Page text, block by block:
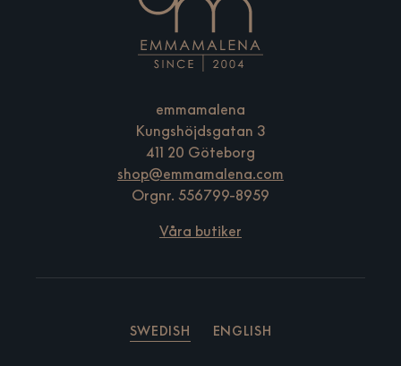
emmamalena
Kungshöjdsgatan 3
411 20 Göteborg
shop@emmamalena.com
Orgnr. 556799-8959
Våra butiker
SWEDISH ENGLISH